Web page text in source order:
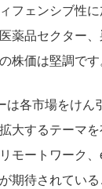
フェンシブ性
薬品セクター
株価は堅調です
は各市場をけん
大するテーマを
モートワーク
期待されてい